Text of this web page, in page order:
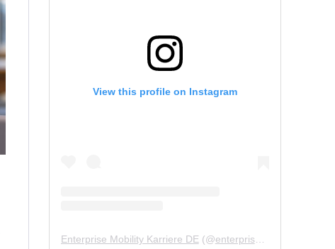
View this profile on Instagram
Enterprise Mobility Karriere DE(@enterprisemobility.karriere.de